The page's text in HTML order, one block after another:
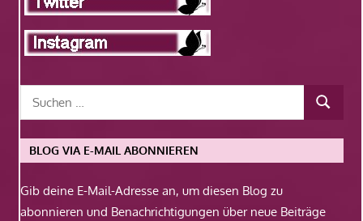
BLOG VIA E-MAIL ABONNIEREN
Gib deine E-Mail-Adresse an, um diesen Blog zu
abonnieren und Benachrichtigungen über neue Beiträge